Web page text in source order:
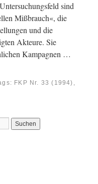
sind
Mißbrauch«, die
und die
Akteure. Sie
Kampagnen …
FKP Nr. 33 (1994) ,